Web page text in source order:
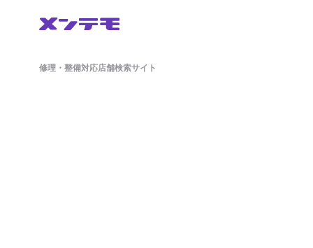
修理・整備対応店舗検索サイト